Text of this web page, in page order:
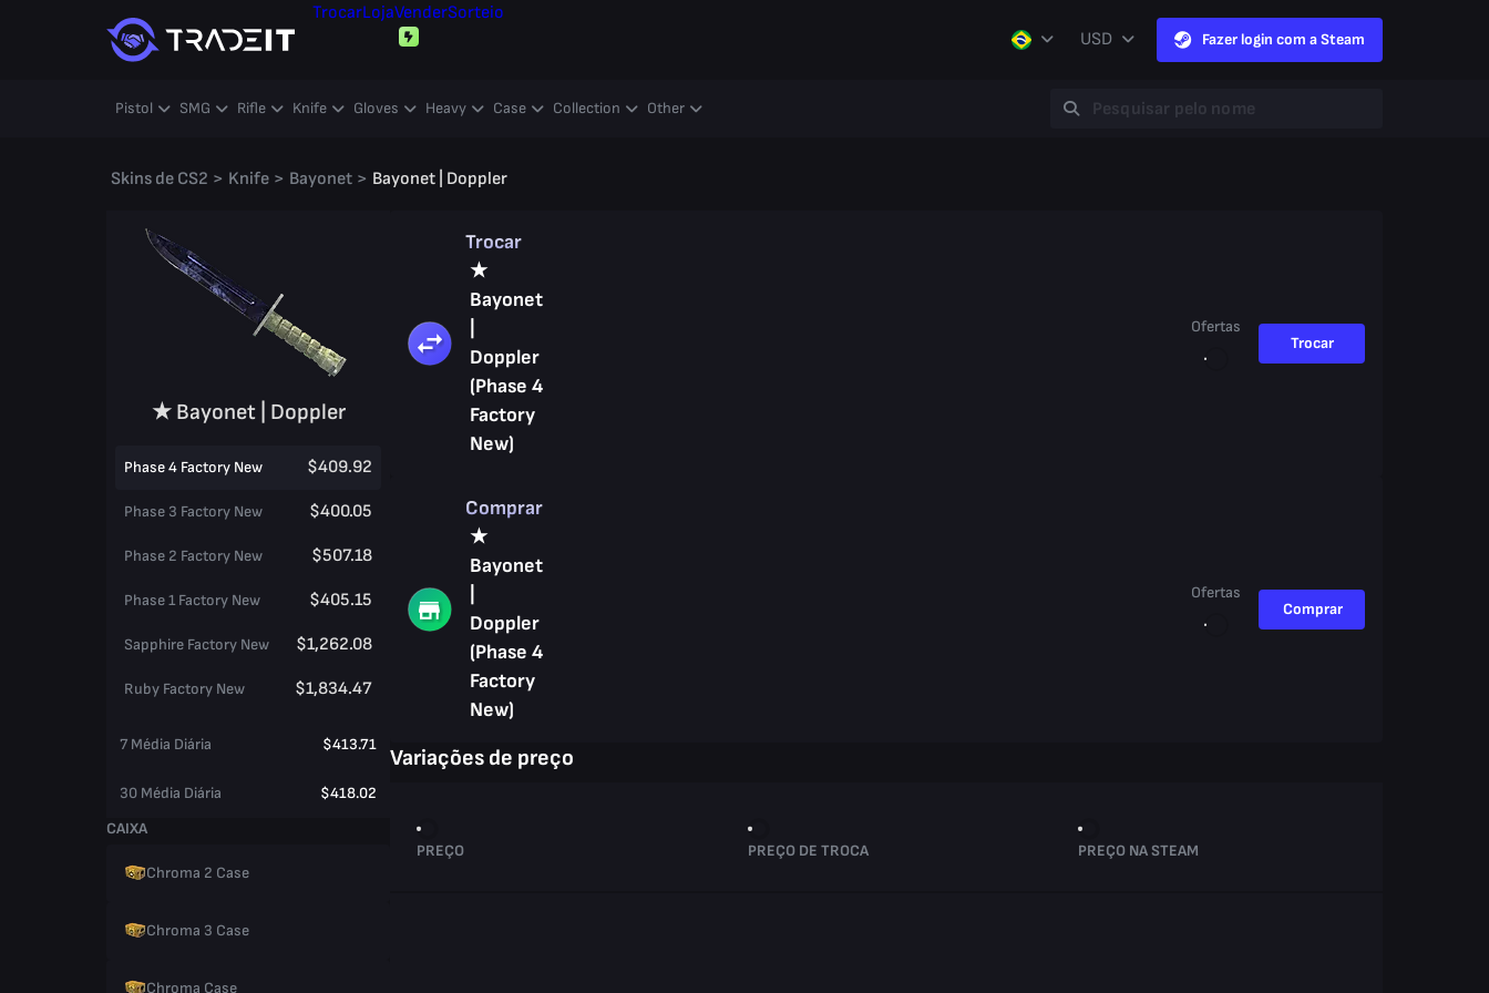
TrocarLojaVenderSorteio
USD
Fazer login com a Steam
Pistol SMG Rifle Knife Gloves Heavy Case Collection Other
Skins de CS2 > Knife > Bayonet > Bayonet | Doppler
★ Bayonet | Doppler
Phase 4 Factory New $409.92
Phase 3 Factory New $400.05
Phase 2 Factory New $507.18
Phase 1 Factory New $405.15
Sapphire Factory New $1,262.08
Ruby Factory New $1,834.47
7 Média Diária $413.71
30 Média Diária
$418.02
CAIXA
Chroma 2 Case
Chroma 3 Case
Chroma Case
Trocar
★
Bayonet
Doppler
(Phase 4
Factory
New)
Ofertas
Trocar
Comprar
★
Bayonet
Doppler
(Phase 4
Factory
New)
Ofertas
Comprar
Variações de preço
PREÇO PREÇO DE TROCA PREÇO NA STEAM